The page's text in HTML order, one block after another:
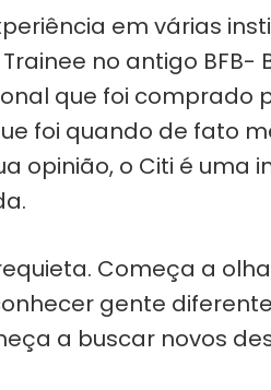
em várias
no antigo BFB-
que foi comprado
foi quando de fato
opinião, o Citi é uma
Começa a
gente
a buscar novos